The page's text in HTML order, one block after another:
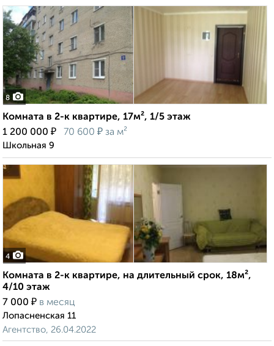
8
Комната в 2-к квартире, 17м², 1/5 этаж
1 200 000 ₽ 70 600 ₽ за м²
Школьная 9
4
Комната в 2-к квартире, на длительный срок, 18м²,
4/10 этаж
7 000 ₽ в месяц
Лопасненская 11
Агентство, 26.04.2022